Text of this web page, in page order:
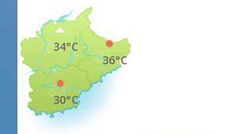
36°C
34°C
30°C